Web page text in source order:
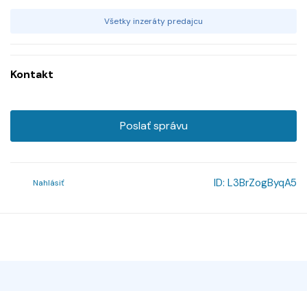
Všetky inzeráty predajcu
Kontakt
Poslať správu
Nahlásiť ID: L3BrZogByqA5